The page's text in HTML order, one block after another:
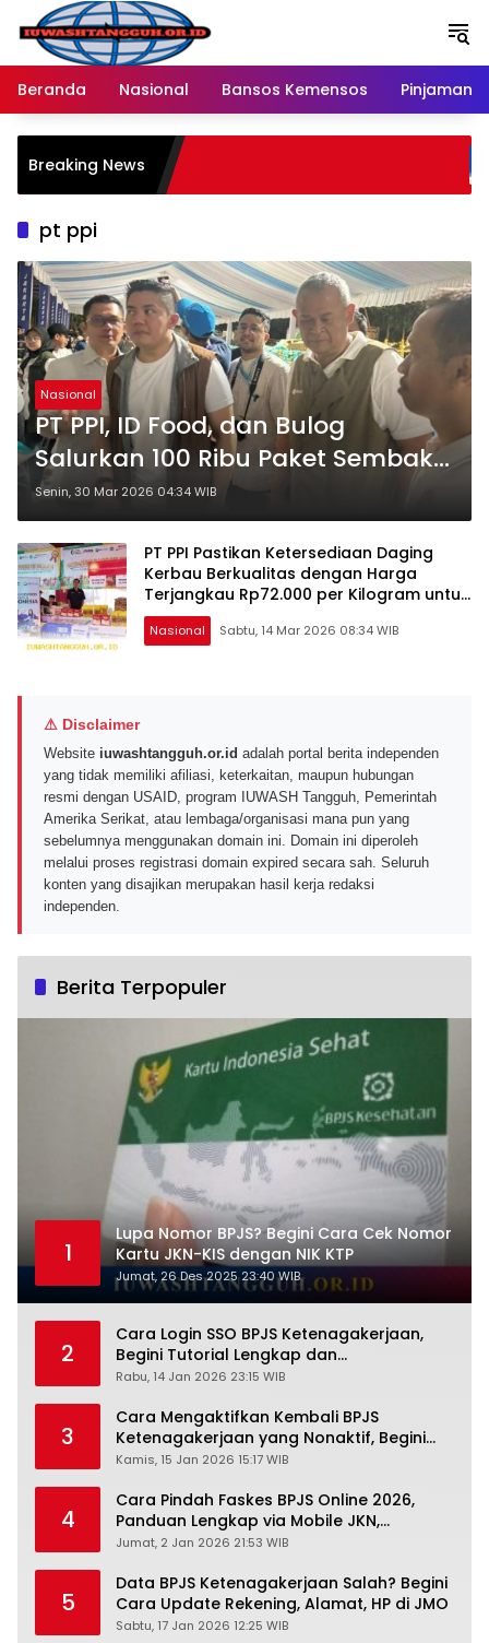
Langsung
konten
Beranda
Nasional Bansos Kemensos Pinjaman
Breaking News
pt ppi
Nasional
PT PPI, ID Food, dan Bulog
Salurkan 100 Ribu Paket Sembako
Gratis di Monas untuk
Masyarakat Kurang Mampu
Senin, 30 Mar 2026 04:34 WIB
PT PPI Pastikan Ketersediaan Daging
Kerbau Berkualitas dengan Harga
Terjangkau Rp72.000 per Kilogram untuk
Stabilkan Pasar Pangan Nasional
Nasional Sabtu, 14 Mar 2026 08:34 WIB
⚠ Disclaimer
Website iuwashtangguh.or.id adalah portal berita independen
yang tidak memiliki afiliasi, keterkaitan, maupun hubungan
resmi dengan USAID, program IUWASH Tangguh, Pemerintah
Amerika Serikat, atau lembaga/organisasi mana pun yang
sebelumnya menggunakan domain ini. Domain ini diperoleh
melalui proses registrasi domain expired secara sah. Seluruh
konten yang disajikan merupakan hasil kerja redaksi
independen.
Berita Terpopuler
1
Lupa Nomor BPJS? Begini Cara Cek Nomor
Kartu JKN-KIS dengan NIK KTP
Jumat, 26 Des 2025 23:40 WIB
2
Cara Login SSO BPJS Ketenagakerjaan,
Begini Tutorial Lengkap dan
Pengertiannya
Rabu, 14 Jan 2026 23:15 WIB
3
Cara Mengaktifkan Kembali BPJS
Ketenagakerjaan yang Nonaktif, Begini
Panduan Lengkapnya
Kamis, 15 Jan 2026 15:17 WIB
4
Cara Pindah Faskes BPJS Online 2026,
Panduan Lengkap via Mobile JKN,
PANDAWA & Offiline Kantor Cabang
Jumat, 2 Jan 2026 21:53 WIB
5
Data BPJS Ketenagakerjaan Salah? Begini
Cara Update Rekening, Alamat, HP di JMO
Sabtu, 17 Jan 2026 12:25 WIB